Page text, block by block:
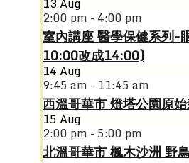
2:00 pm - 4:00 pm
室內講座 醫學保健系列-
10:00改成14:00)
14Aug
9:45 am - 11:45 am
西溫哥華市 燈塔公園原
15Aug
2:00 pm - 5:00 pm
北溫哥華市 楓木沙洲 野